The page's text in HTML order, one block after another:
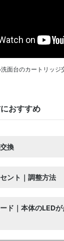
wp-content/
面台のカートリッジ
おすすめ
換
ント｜調整方法
ド｜本体のLED